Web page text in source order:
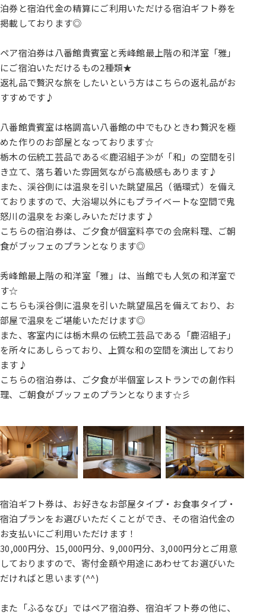
泊券と宿泊代金の精算にご利用いただける宿泊ギフト券を
掲載しております◎
ペア宿泊券は八番館貴賓室と秀峰館最上階の和洋室「雅」
にご宿泊いただけるもの2種類★
返礼品で贅沢な旅をしたいという方はこちらの返礼品がお
すすめです♪
八番館貴賓室は格調高い八番館の中でもひときわ贅沢を極
めた作りのお部屋となっております☆
栃木の伝統工芸品である≪鹿沼組子≫が「和」の空間を引
き立て、落ち着いた雰囲気ながら高級感もあります♪
また、渓谷側には温泉を引いた眺望風呂（循環式）を備え
ておりますので、大浴場以外にもプライベートな空間で鬼
怒川の温泉をお楽しみいただけます♪
こちらの宿泊券は、ご夕食が個室料亭での会席料理、ご朝
食がブッフェのプランとなります◎
秀峰館最上階の和洋室「雅」は、当館でも人気の和洋室で
す☆
こちらも渓谷側に温泉を引いた眺望風呂を備えており、お
部屋で温泉をご堪能いただけます◎
また、客室内には栃木県の伝統工芸品である「鹿沼組子」
を所々にあしらっており、上質な和の空間を演出しており
ます♪
こちらの宿泊券は、ご夕食が半個室レストランでの創作料
理、ご朝食がブッフェのプランとなります☆彡
宿泊ギフト券は、お好きなお部屋タイプ・お食事タイプ・
宿泊プランをお選びいただくことができ、その宿泊代金の
お支払いにご利用いただけます！
30,000円分、15,000円分、9,000円分、3,000円分とご用意
しておりますので、寄付金額や用途にあわせてお選びいた
だければと思います(^^)
また「ふるなび」ではペア宿泊券、宿泊ギフト券の他に、